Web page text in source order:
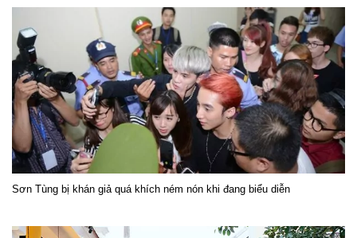
Sơn Tùng bị khán giả quá khích ném nón khi đang biểu diễn